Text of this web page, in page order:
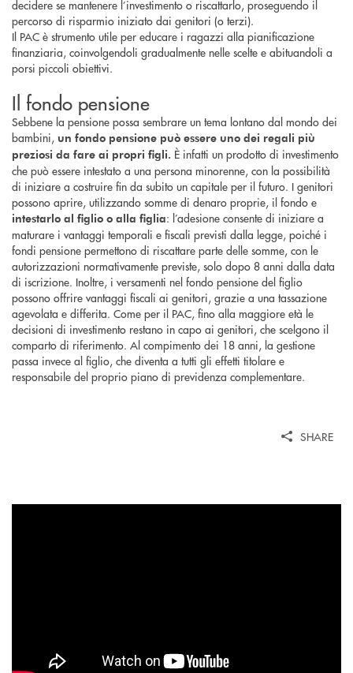
decidere se mantenere l’investimento o riscattarlo, proseguendo il
percorso di risparmio iniziato dai genitori (o terzi).
Il PAC è strumento utile per educare i ragazzi alla pianificazione
finanziaria, coinvolgendoli gradualmente nelle scelte e abituandoli a
porsi piccoli obiettivi.
Il fondo pensione
Sebbene la pensione possa sembrare un tema lontano dal mondo dei
bambini, un fondo pensione può essere uno dei regali più
preziosi da fare ai propri figli. È infatti un prodotto di investimento
che può essere intestato a una persona minorenne, con la possibilità
di iniziare a costruire fin da subito un capitale per il futuro. I genitori
possono aprire, utilizzando somme di denaro proprie, il fondo e
intestarlo al figlio o alla figlia: l’adesione consente di iniziare a
maturare i vantaggi temporali e fiscali previsti dalla legge, poiché i
fondi pensione permettono di riscattare parte delle somme, con le
autorizzazioni normativamente previste, solo dopo 8 anni dalla data
di iscrizione. Inoltre, i versamenti nel fondo pensione del figlio
possono offrire vantaggi fiscali ai genitori, grazie a una tassazione
agevolata e differita. Come per il PAC, fino alla maggiore età le
decisioni di investimento restano in capo ai genitori, che scelgono il
comparto di riferimento. Al compimento dei 18 anni, la gestione
passa invece al figlio, che diventa a tutti gli effetti titolare e
responsabile del proprio piano di previdenza complementare.
SHARE